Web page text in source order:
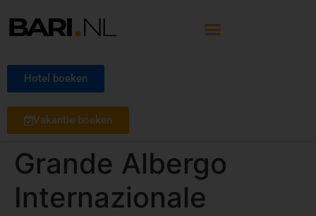
Hotel boeken
Vakantie boeken
Grande Albergo
Internazionale